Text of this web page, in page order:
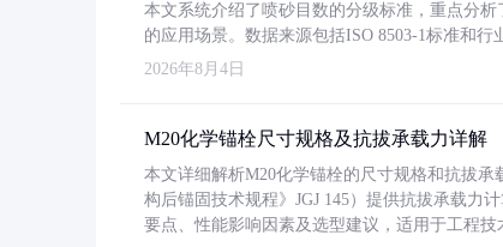
本文系统介绍了喷砂目数的分级标准，重点分
的应用场景。数据来源包括ISO 8503-1标准和
2026年8月4日
M20化学锚栓尺寸规格及抗拔承载力详解
本文详细解析M20化学锚栓的尺寸规格和抗拔
构后锚固技术规程》JGJ 145）提供抗拔承载力
要点、性能影响因素及选型建议，适用于工程技